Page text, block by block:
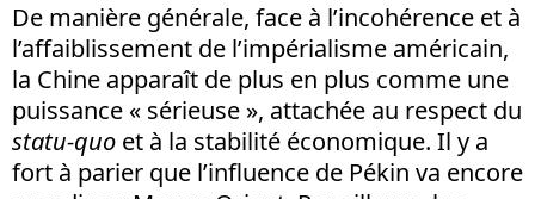
De manière générale, face à l’incohérence et à
l’affaiblissement de l’impérialisme américain,
la Chine apparaît de plus en plus comme une
puissance « sérieuse », attachée au respect du
statu-quo et à la stabilité économique. Il y a
fort à parier que l’influence de Pékin va encore